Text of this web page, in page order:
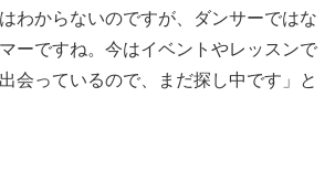
わからないのですが、ダンサーではな
ーですね。今はイベントやレッスンで
会っているので、まだ探し中です」と